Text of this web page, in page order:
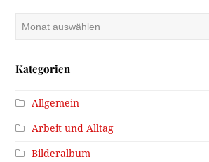
Kategorien
Allgemein
Arbeit und Alltag
Bilderalbum